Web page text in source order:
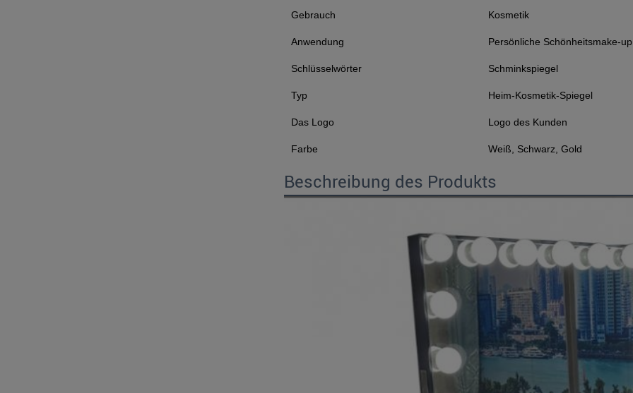
Gebrauch Kosmetik
Anwendung Persönliche Schönheitsmake-
Schlüsselwörter Schminkspiegel
Typ Heim-Kosmetik-Spiegel
Das Logo Logo des Kunden
Farbe Weiß, Schwarz, Gold
Beschreibung des Produkts